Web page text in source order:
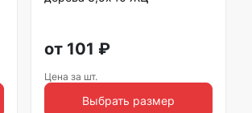
от 101 ₽
Цена за шт.
Выбрать размер